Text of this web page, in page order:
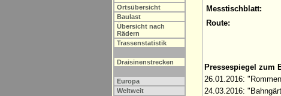
Ortsübersicht
Baulast
Übersicht nach
Rädern
Trassenstatistik
Draisinenstrecken
Europa
Weltweit
Messtischblatt:
Route:
Pressespiegel zum
26.01.2016:
24.03.2016: